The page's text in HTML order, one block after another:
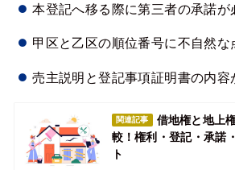
本登記へ移る際に第三者の承諾が
甲区と乙区の順位番号に不自然な
売主説明と登記事項証明書の内容
関連記事
借地権と地上
較！権利・登記・承諾
ト